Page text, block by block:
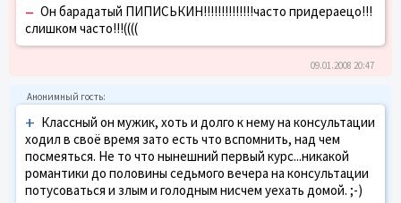
– Он барадатый ПИПИСЬКИН!!!!!!!!!!!!!!часто придераецо!!!
слишком часто!!!((((
09.01.2008 20:47
+ Классный он мужик, хоть и долго к нему на консультации
ходил в своё время зато есть что вспомнить, над чем
посмеяться. Не то что нынешний первый курс...никакой
романтики до половины седьмого вечера на консультации
потусоваться и злым и голодным нисчем уехать домой. ;-)